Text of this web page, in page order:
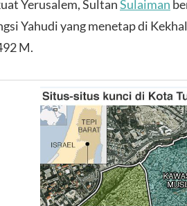
Yerusalem, SultanSulaiman
Yahudi yang menetap di
M.